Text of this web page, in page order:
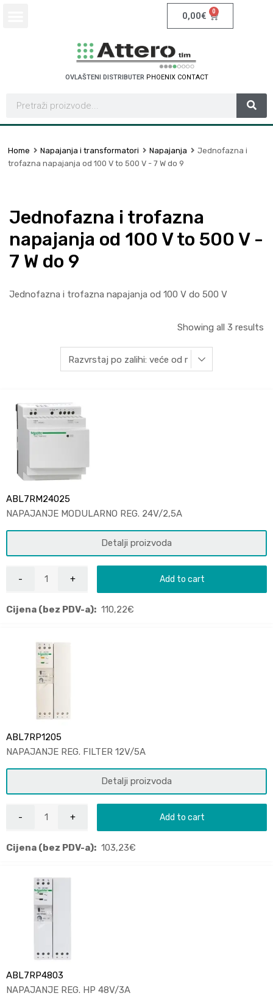
0,00€ 0
OVLAŠTENI DISTRIBUTER PHOENIX CONTACT
Home Napajanja i transformatori Napajanja
Jednofazna i
trofazna napajanja od 100 V to 500 V - 7 W do 9
Jednofazna i trofazna
napajanja od 100 V to 500 V -
7 W do 9
Jednofazna i trofazna napajanja od 100 V do 500 V
Showing all 3 results
ABL7RM24025
NAPAJANJE MODULARNO REG. 24V/2,5A
Detalji proizvoda
Add to cart
Cijena (bez PDV-a): 110,22€
ABL7RP1205
NAPAJANJE REG. FILTER 12V/5A
Detalji proizvoda
Add to cart
Cijena (bez PDV-a): 103,23€
ABL7RP4803
NAPAJANJE REG. HP 48V/3A